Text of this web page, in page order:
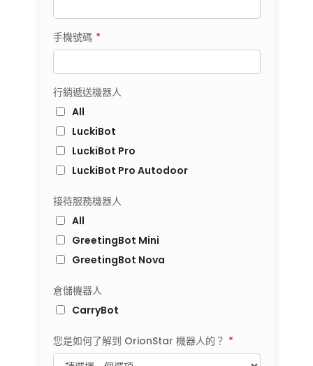
手機號碼 *
行銷遞送機器人
All
LuckiBot
LuckiBot Pro
LuckiBot Pro Autodoor
接待服務機器人
All
GreetingBot Mini
GreetingBot Nova
倉儲機器人
CarryBot
您是如何了解到 OrionStar 機器人的？ *